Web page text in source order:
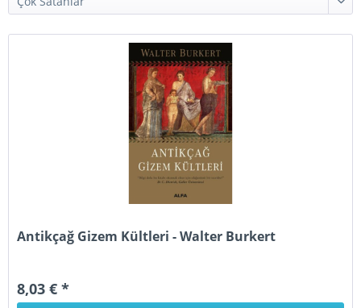
Antikçağ Gizem Kültleri - Walter Burkert
8,03 € *